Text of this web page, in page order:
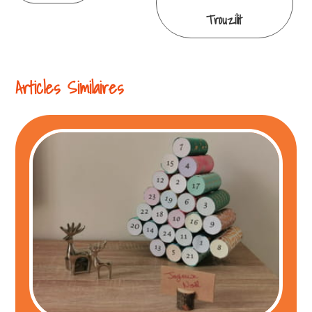
Trouzilit
Articles Similaires